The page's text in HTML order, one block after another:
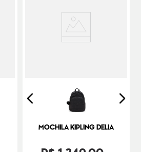
MOCHILA KIPLING DELIA